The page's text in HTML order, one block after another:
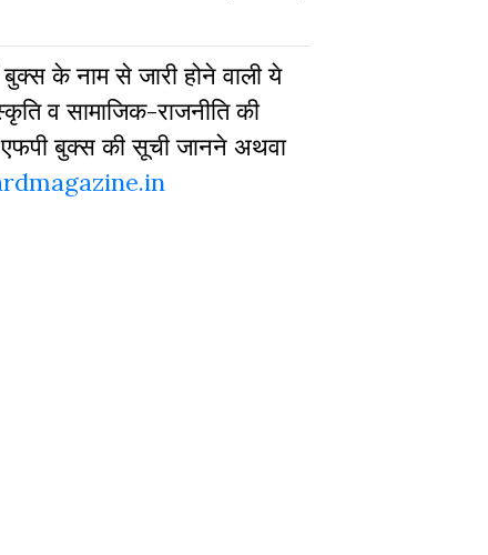
के नाम से जारी होने वाली ये
व सामाजिक-राजनीति की
बुक्‍स की सूची जानने अथवा